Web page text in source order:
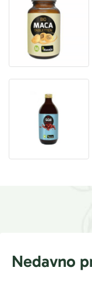
Nedavno